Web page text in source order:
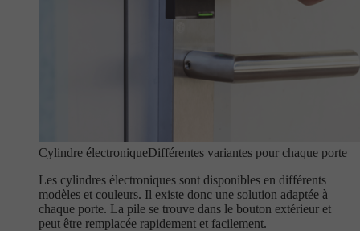
Cylindre électroniqueDifférentes variantes pour chaque porte
Les cylindres électroniques sont disponibles en différents
modèles et couleurs. Il existe donc une solution adaptée à
chaque porte. La pile se trouve dans le bouton extérieur et
peut être remplacée rapidement et facilement.